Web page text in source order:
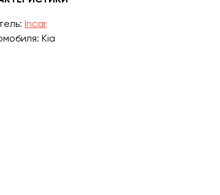
Incar
Kia